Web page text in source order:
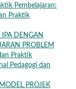
Pembelajaran:
Praktik
IPA DENGAN
PROBLEM
Praktik
Pedagogi dan
PROJEK